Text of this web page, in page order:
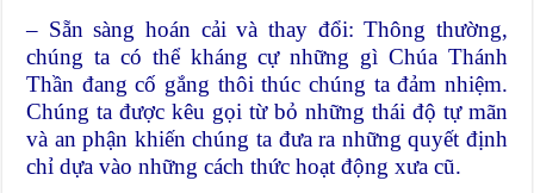
– Sẵn sàng hoán cải và thay đổi: Thông thường,
chúng ta có thể kháng cự những gì Chúa Thánh
Thần đang cố gắng thôi thúc chúng ta đảm nhiệm.
Chúng ta được kêu gọi từ bỏ những thái độ tự mãn
và an phận khiến chúng ta đưa ra những quyết định
chỉ dựa vào những cách thức hoạt động xưa cũ.